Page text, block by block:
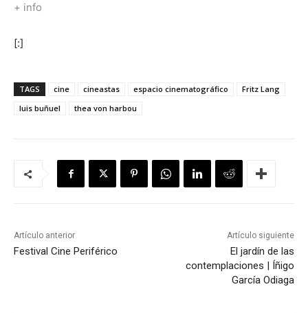
+ info
[:]
TAGS cine cineastas espacio cinematográfico
Fritz Lang
luis buñuel
thea von harbou
Artículo anterior
Festival Cine Periférico
Artículo siguiente
El jardín de las
contemplaciones | Íñigo
García Odiaga